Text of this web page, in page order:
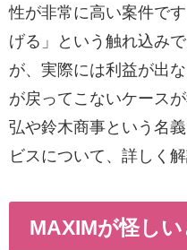
性が非常に高い案件で
げる」という触れ込み
が、実際には利益が出
が戻ってこないケース
弘や鈴木商事という名
ビスについて、詳しく
MAXIMが怪し